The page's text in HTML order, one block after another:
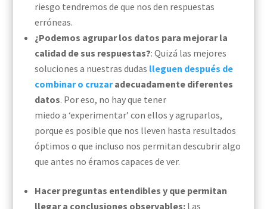
riesgo tendremos de que nos den respuestas
erróneas.
¿Podemos agrupar los datos para mejorar la
calidad de sus respuestas?: Quizá las mejores
soluciones a nuestras dudas lleguen después de
combinar o cruzaradecuadamente diferentes
datos. Por eso, no hay que tener
miedo a ‘experimentar’ con ellos y agruparlos,
porque es posible que nos lleven hasta resultados
óptimos o que incluso nos permitan descubrir algo
que antes no éramos capaces de ver.
Hacer preguntas entendibles y que permitan
llegar a conclusiones observables:Las